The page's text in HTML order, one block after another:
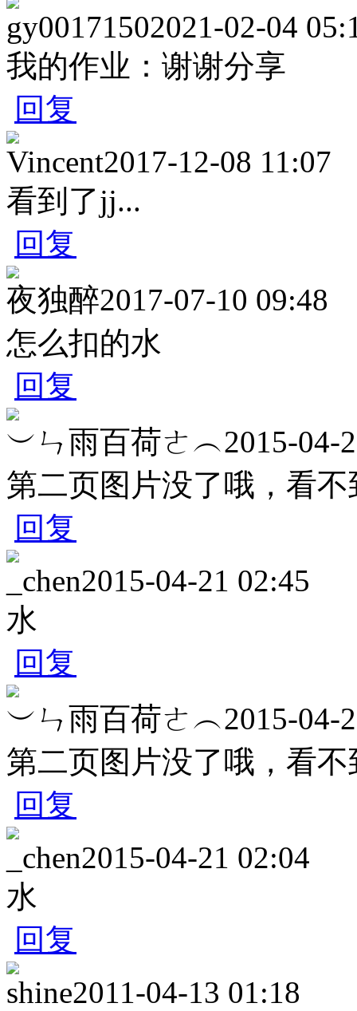
gy00171502021-02-04
我的作业：谢谢分享
回复
Vincent2017-12-08 11:07
看到了jj...
回复
夜独醉2017-07-10 09:48
怎么扣的水
回复
︶ㄣ雨百荷ㄜ︵2015-04-
第二页图片没了哦，看不
回复
_chen2015-04-21 02:45
水
回复
︶ㄣ雨百荷ㄜ︵2015-04-
第二页图片没了哦，看不
回复
_chen2015-04-21 02:04
水
回复
shine2011-04-13 01:18